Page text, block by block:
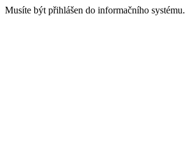
Musíte být přihlášen do informačního systému.